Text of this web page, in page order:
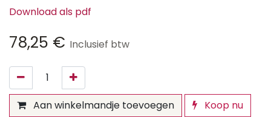
Download als pdf
78,25 € Inclusief btw
Aan winkelmandje toevoegen
Koop nu